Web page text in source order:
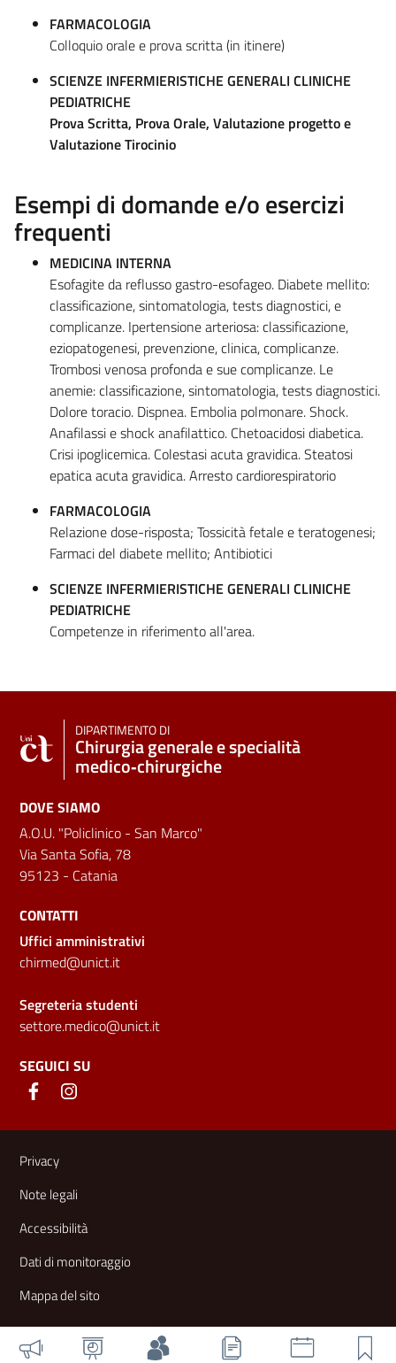
FARMACOLOGIA
Colloquio orale e prova scritta (in itinere)
SCIENZE INFERMIERISTICHE GENERALI CLINICHE
PEDIATRICHE
Prova Scritta, Prova Orale, Valutazione progetto e
Valutazione Tirocinio
Esempi di domande e/o esercizi
frequenti
MEDICINA INTERNA
Esofagite da reflusso gastro-esofageo. Diabete mellito:
classificazione, sintomatologia, tests diagnostici, e
complicanze. Ipertensione arteriosa: classificazione,
eziopatogenesi, prevenzione, clinica, complicanze.
Trombosi venosa profonda e sue complicanze. Le
anemie: classificazione, sintomatologia, tests diagnostici.
Dolore toracio. Dispnea. Embolia polmonare. Shock.
Anafilassi e shock anafilattico. Chetoacidosi diabetica.
Crisi ipoglicemica. Colestasi acuta gravidica. Steatosi
epatica acuta gravidica. Arresto cardiorespiratorio
FARMACOLOGIA
Relazione dose-risposta; Tossicità fetale e teratogenesi;
Farmaci del diabete mellito; Antibiotici
SCIENZE INFERMIERISTICHE GENERALI CLINICHE
PEDIATRICHE
Competenze in riferimento all'area.
DIPARTIMENTO DI
Chirurgia generale e specialità
medico‑chirurgiche
DOVE SIAMO
A.O.U. "Policlinico - San Marco"
Via Santa Sofia, 78
95123 - Catania
CONTATTI
Uffici amministrativi
chirmed@unict.it
Segreteria studenti
settore.medico@unict.it
SEGUICI SU
Link e informazioni utili
Privacy
Note legali
Accessibilità
Dati di monitoraggio
Mappa del sito